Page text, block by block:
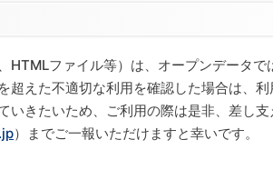
HTMLファイル等）は、オープンデータで
えた不適切な利用を確認した場合は、
いきたいため、ご利用の際は是非、差し
）までご一報いただけますと幸いです。